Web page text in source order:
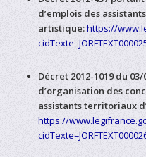
d’emplois des
artistique:https://
Décret 2012-1019 du
d’organisation des
assistants territoriaux
https://